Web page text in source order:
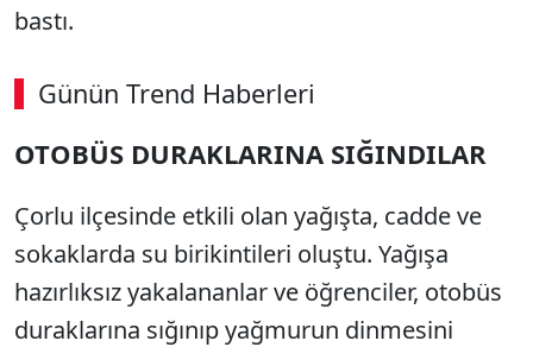
bastı.
Günün Trend Haberleri
SÖZCÜ SON DAKİKA
OTOBÜS DURAKLARINA SIĞINDILAR
Çorlu ilçesinde etkili olan yağışta, cadde ve
sokaklarda su birikintileri oluştu. Yağışa
hazırlıksız yakalananlar ve öğrenciler, otobüs
duraklarına sığınıp yağmurun dinmesini